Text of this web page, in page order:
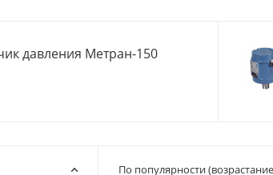
давления Метран-150
По популярности